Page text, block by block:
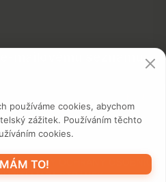
ZÁSADY OCHRANY OSOBNÍCH
MAPA STRÁNEK
používáme cookies, abychom
zážitek. Používáním těchto
cookies.
TO!